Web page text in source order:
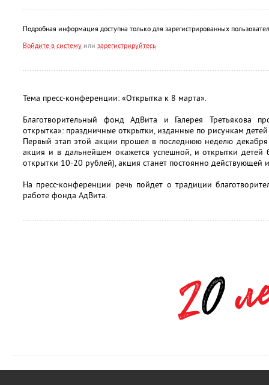
Подробная информация доступна только для зарегистрированных
Войдите в систему или зарегистрируйтесь
Тема пресс-конференции: «Открытка к 8 марта».
Благотворительный фонд АдВита и Галерея Третьякова
открытка»: праздничные открытки, изданные по рисункам
Первый этап этой акции прошел в последнюю неделю
акция и в дальнейшем окажется успешной, и открытки детей
открытки 10-20 рублей), акция станет постоянно действующей
На пресс-конференции речь пойдет о традиции
работе фонда АдВита.